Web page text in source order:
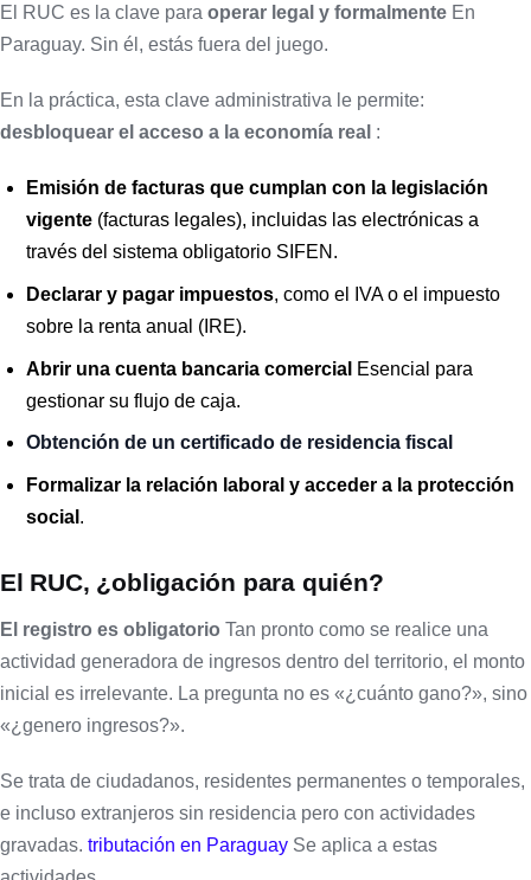
El RUC es la clave para operar legal y formalmente En
Paraguay. Sin él, estás fuera del juego.
En la práctica, esta clave administrativa le permite:
desbloquear el acceso a la economía real :
Emisión de facturas que cumplan con la legislación
vigente(facturas legales), incluidas las electrónicas a
través del sistema obligatorio SIFEN.
Declarar y pagar impuestos, como el IVA o el impuesto
sobre la renta anual (IRE).
Abrir una cuenta bancaria comercial Esencial para
gestionar su flujo de caja.
Obtención de un certificado de residencia fiscal
Formalizar la relación laboral y acceder a la protección
social .
El RUC, ¿obligación para quién?
El registro es obligatorio Tan pronto como se realice una
actividad generadora de ingresos dentro del territorio, el monto
inicial es irrelevante. La pregunta no es «¿cuánto gano?», sino
«¿genero ingresos?».
Se trata de ciudadanos, residentes permanentes o temporales,
e incluso extranjeros sin residencia pero con actividades
gravadas. tributación en Paraguay Se aplica a estas